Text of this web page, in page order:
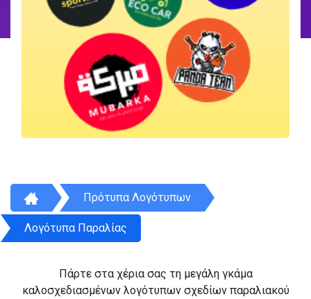
Πρότυπα Λογότυπων
Λογότυπα Παραλίας
Πάρτε στα χέρια σας τη μεγάλη γκάμα
καλοσχεδιασμένων λογότυπων σχεδίων παραλιακού